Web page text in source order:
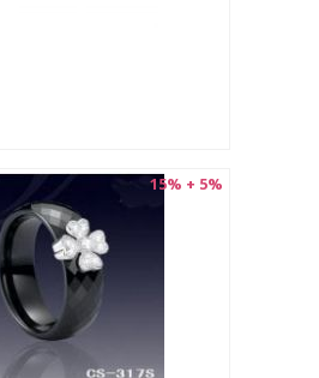
15% + 5%